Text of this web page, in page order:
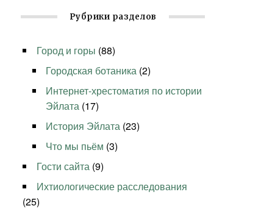
Рубрики разделов
Город и горы (88)
Городская ботаника (2)
Интернет-хрестоматия по истории
Эйлата (17)
История Эйлата (23)
Что мы пьём (3)
Гости сайта (9)
Ихтиологические расследования
(25)